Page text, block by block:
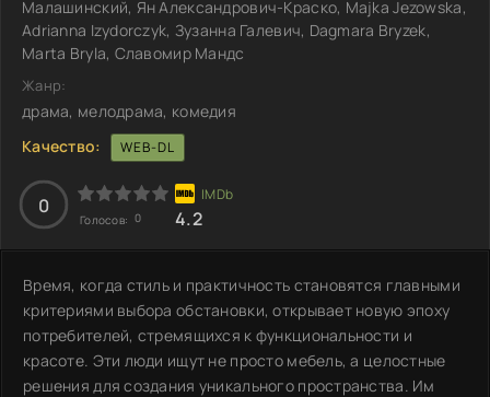
Малашинский, Ян Александрович-Краско, Majka Jezowska,
Adrianna Izydorczyk, Зузанна Галевич, Dagmara Bryzek,
Marta Bryla, Славомир Мандс
Жанр:
драма, мелодрама, комедия
Качество:
WEB-DL
0
Голосов: 0 4.2
Время, когда стиль и практичность становятся главными
критериями выбора обстановки, открывает новую эпоху
потребителей, стремящихся к функциональности и
красоте. Эти люди ищут не просто мебель, а целостные
решения для создания уникального пространства. Им